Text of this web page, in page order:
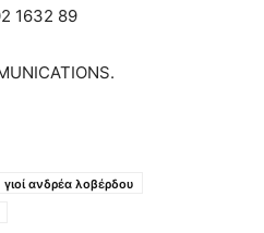
1632 89
γιοί ανδρέα λοβέρδου